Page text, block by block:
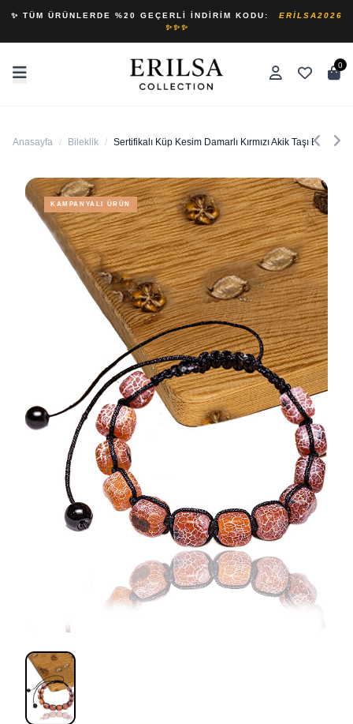
✨ TÜM ÜRÜNLERDE %20 GEÇERLI İNDIRIM KODU:
ERILSA2026
✨✨✨
0
Anasayfa / Bileklik / Sertifikalı Küp Kesim Damarlı Kırmızı Akik Taşı Bileklik
KAMPANYALI ÜRÜN